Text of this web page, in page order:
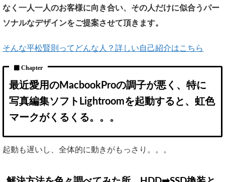
なく一人一人のお客様に向き合い、その人だけに似合うパー
ソナルなデザインをご提案させて頂きます。
そんな平松賢則ってどんな人？詳しい自己紹介はこちら
最近愛用のMacbookProの調子が悪く、特に
写真編集ソフトLightroomを起動すると、虹色
マークがくるくる。。。
起動も遅いし、全体的に動きがもっさり。。。